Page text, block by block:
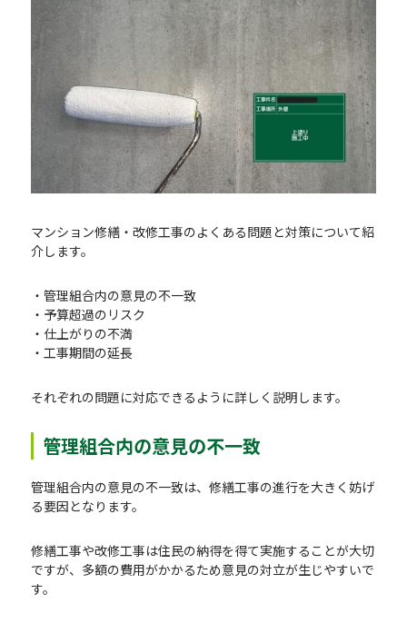
マンション修繕・改修工事のよくある問題と対策について紹
介します。
・管理組合内の意見の不一致
・予算超過のリスク
・仕上がりの不満
・工事期間の延長
それぞれの問題に対応できるように詳しく説明します。
管理組合内の意見の不一致
管理組合内の意見の不一致は、修繕工事の進行を大きく妨げ
る要因となります。
修繕工事や改修工事は住民の納得を得て実施することが大切
ですが、多額の費用がかかるため意見の対立が生じやすいで
す。